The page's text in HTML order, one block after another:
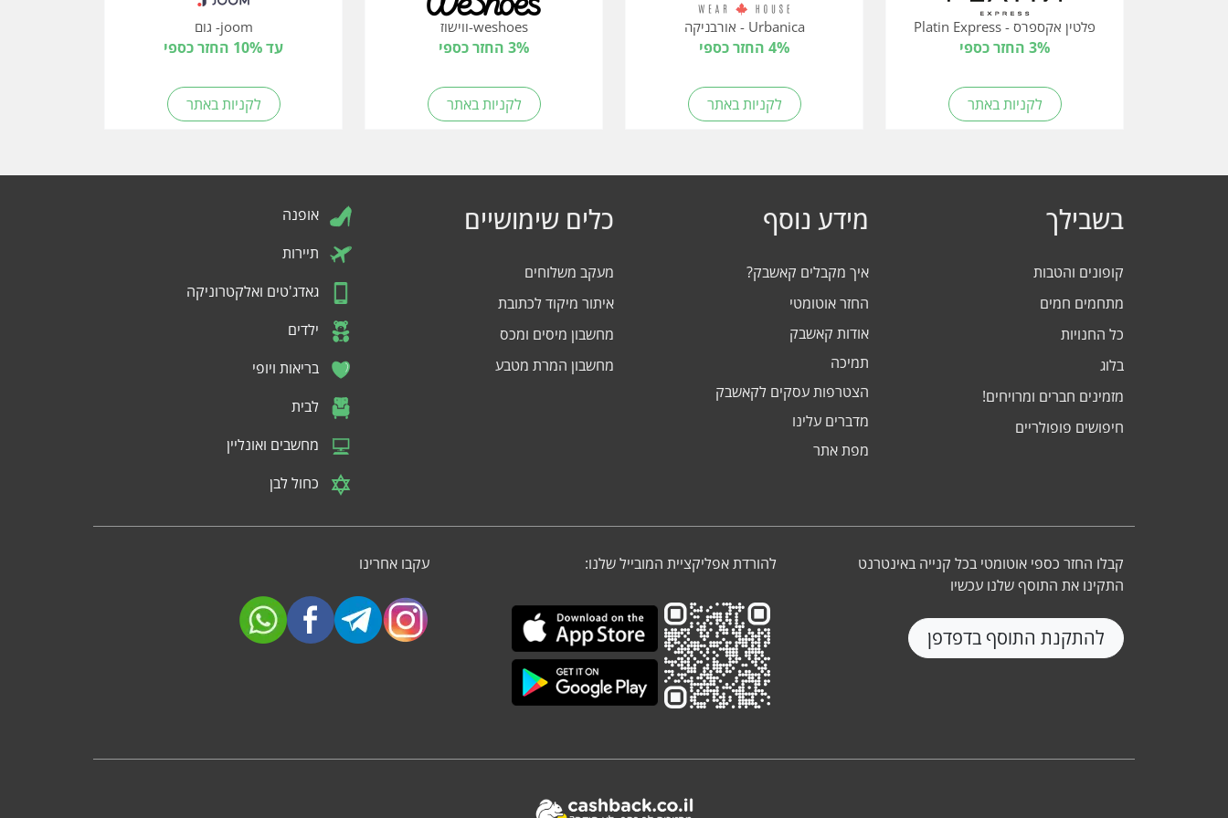
פלטין אקספרס - Platin Express
3% החזר כספי
לקניות באתר
Urbanica - אורבניקה
4% החזר כספי
לקניות באתר
weshoes-ווישוז
3% החזר כספי
לקניות באתר
joom- גום
עד 10% החזר כספי
לקניות באתר
בשבילך
קופונים והטבות
מתחמים חמים
כל החנויות
בלוג
מזמינים חברים ומרויחים!
חיפושים פופולריים
מידע נוסף
איך מקבלים קאשבק?
החזר אוטומטי
אודות קאשבק
תמיכה
הצטרפות עסקים לקאשבק
מדברים עלינו
מפת אתר
כלים שימושיים
מעקב משלוחים
איתור מיקוד לכתובת
מחשבון מיסים ומכס
מחשבון המרת מטבע
אופנה
תיירות
גאדג'טים ואלקטרוניקה
ילדים
בריאות ויופי
לבית
מחשבים ואונליין
כחול לבן
קבלו החזר כספי אוטומטי בכל קנייה באינטרנט
התקינו את התוסף שלנו עכשיו
להתקנת התוסף בדפדפן
להורדת אפליקציית המובייל שלנו: עקבו אחרינו